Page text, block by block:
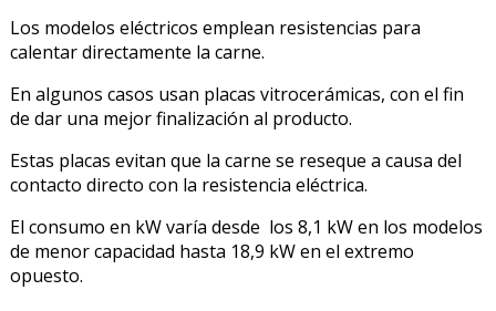
Los modelos eléctricos emplean resistencias para
calentar directamente la carne.
En algunos casos usan placas vitrocerámicas, con el fin
de dar una mejor finalización al producto.
Estas placas evitan que la carne se reseque a causa del
contacto directo con la resistencia eléctrica.
El consumo en kW varía desde los 8,1 kW en los modelos
de menor capacidad hasta 18,9 kW en el extremo
opuesto.